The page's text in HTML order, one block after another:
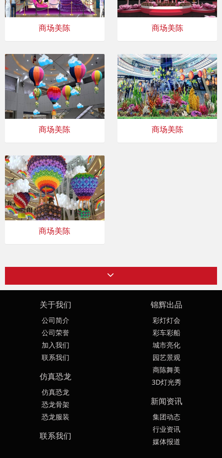
商场美陈 商场美陈
商场美陈 商场美陈
商场美陈
关于我们
公司简介
公司荣誉
加入我们
联系我们
锦辉出品
彩灯灯会
彩车彩船
城市亮化
园艺景观
商陈舞美
3D灯光秀
仿真恐龙
仿真恐龙
恐龙骨架
恐龙服装
新闻资讯
集团动态
行业资讯
媒体报道
联系我们